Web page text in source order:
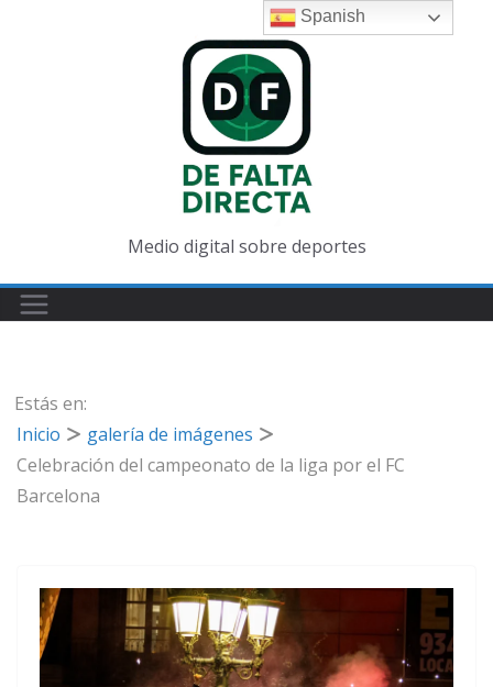
Medio digital sobre deportes
Estás en:
Inicio
galería de imágenes
Celebración del campeonato de la liga por el FC
Barcelona
Spanish